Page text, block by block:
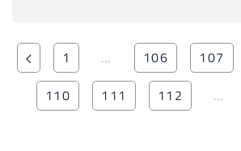
1 … 106 107
110
111 112 …